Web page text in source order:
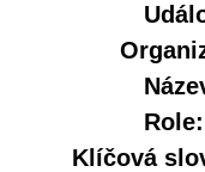
Role:
Klíčová